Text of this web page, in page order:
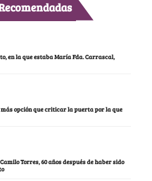
en la que estaba María Fda. Carrascal,
opción que criticar la puerta por la que
Torres, 60 años después de haber sido